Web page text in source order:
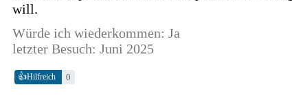
will.
Würde ich wiederkommen: Ja
letzter Besuch: Juni 2025
👍Hilfreich 0